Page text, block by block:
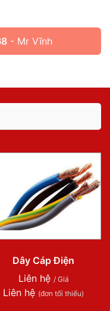
- Mr Vĩnh
Dây Cáp Điện
Liên hệ / Giá
Liên hệ (đơn tối thiểu)